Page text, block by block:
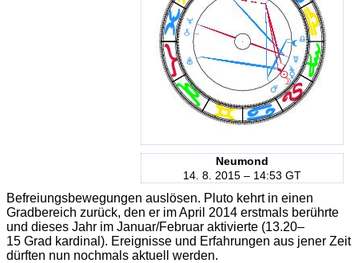
Neumond
14. 8. 2015 – 14:53 GT
Befreiungsbewegungen auslösen. Pluto kehrt in einen
Gradbereich zurück, den er im April 2014 erstmals berührte
und dieses Jahr im Januar/Februar aktivierte (13.20–
15 Grad kardinal). Ereignisse und Erfahrungen aus jener Zeit
dürften nun nochmals aktuell werden.